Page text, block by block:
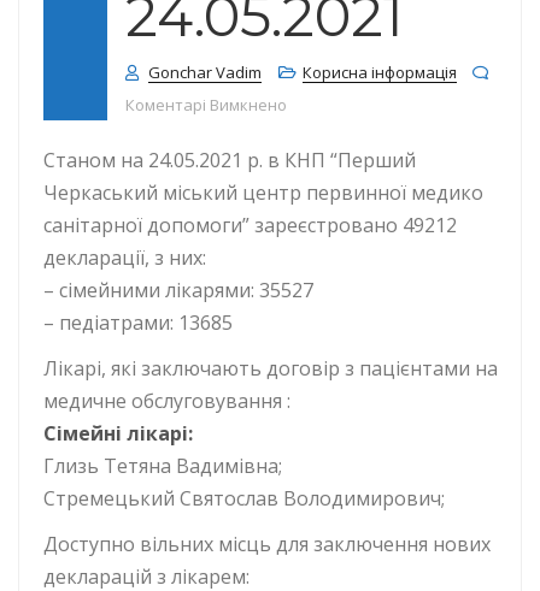
24.05.2021
Gonchar Vadim
Корисна інформація
Коментарі Вимкнено
Станом на 24.05.2021 р. в КНП “Перший
Черкаський міський центр первинної медико
санітарної допомоги” зареєстровано 49212
декларації, з них:
– сімейними лікарями: 35527
– педіатрами: 13685
Лікарі, які заключають договір з пацієнтами на
медичне обслуговування :
Сімейні лікарі:
Глизь Тетяна Вадимівна;
Стремецький Святослав Володимирович;
Доступно вільних місць для заключення нових
декларацій з лікарем: